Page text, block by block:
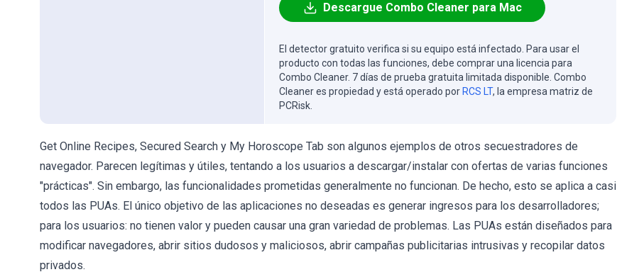
Descargue Combo Cleaner para Mac
El detector gratuito verifica si su equipo está infectado. Para usar el
producto con todas las funciones, debe comprar una licencia para
Combo Cleaner. 7 días de prueba gratuita limitada disponible. Combo
Cleaner es propiedad y está operado por RCS LT, la empresa matriz de
PCRisk.
Get Online Recipes, Secured Search y My Horoscope Tab son algunos ejemplos de otros secuestradores de
navegador. Parecen legítimas y útiles, tentando a los usuarios a descargar/instalar con ofertas de varias funciones
"prácticas". Sin embargo, las funcionalidades prometidas generalmente no funcionan. De hecho, esto se aplica a casi
todos las PUAs. El único objetivo de las aplicaciones no deseadas es generar ingresos para los desarrolladores;
para los usuarios: no tienen valor y pueden causar una gran variedad de problemas. Las PUAs están diseñados para
modificar navegadores, abrir sitios dudosos y maliciosos, abrir campañas publicitarias intrusivas y recopilar datos
privados.